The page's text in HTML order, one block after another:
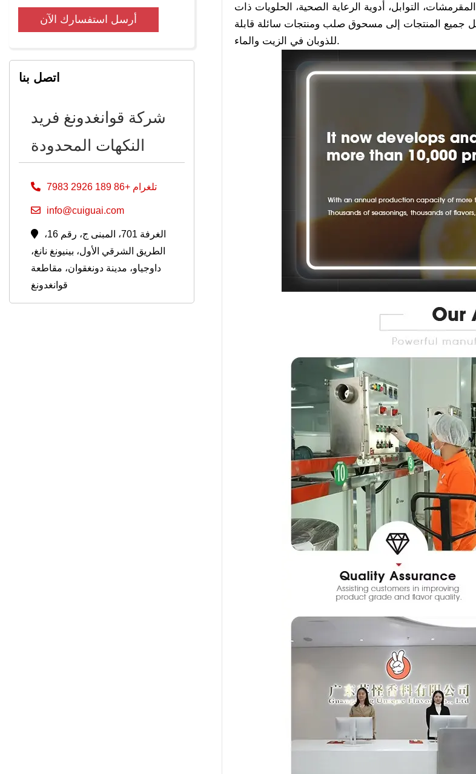
أرسل استفسارك الآن
اتصل بنا
شركة قوانغدونغ فريد
النكهات المحدودة
تلغرام +86 189 2926 7983
info@cuiguai.com
الغرفة 701، المبنى ج، رقم 16،
الطريق الشرقي الأول، بينيونغ نانغ،
داوجياو، مدينة دونغقوان، مقاطعة
قوانغدونغ
التوابل، أدوية الرعاية الصحية، الحلويات ذات
جميع المنتجات إلى مسحوق صلب ومنتجات سائلة قابلة
للذوبان في الزيت والماء.